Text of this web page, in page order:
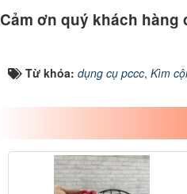
Cảm ơn quý khách hàng
Từ khóa:dụng cụ pccc,Kìm